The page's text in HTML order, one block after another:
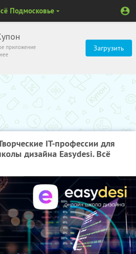
приложение
Загрузить
Подмосковье
IT-профессии для
дизайна Easydesi. Всё